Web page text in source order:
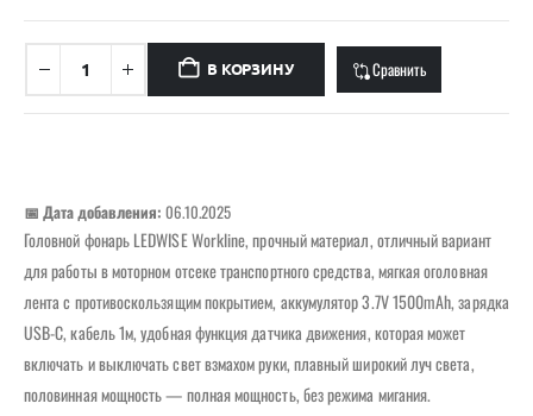
В КОРЗИНУ Сравнить
📅 Дата добавления: 06.10.2025
Головной фонарь LEDWISE Workline, прочный материал, отличный вариант
для работы в моторном отсеке транспортного средства, мягкая оголовная
лента с противоскользящим покрытием, аккумулятор 3.7V 1500mAh, зарядка
USB-C, кабель 1м, удобная функция датчика движения, которая может
включать и выключать свет взмахом руки, плавный широкий луч света,
половинная мощность — полная мощность, без режима мигания.